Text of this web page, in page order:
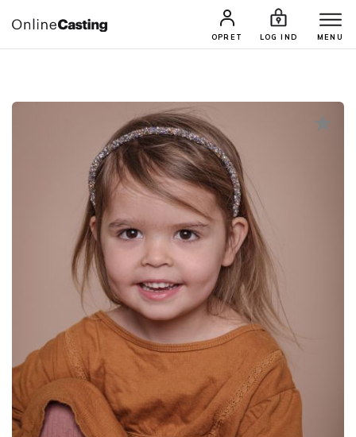
OPRET LOG IND MENU
CASTINGS & JOBS SØG PROFIL